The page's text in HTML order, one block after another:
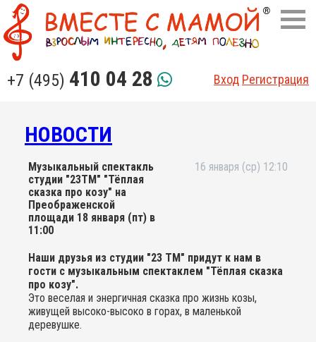
+7 (495) 410 04 28 Вход Регистрация
НОВОСТИ
Музыкальный спектакль
студии "23ТМ" "Тёплая
сказка про козу" на
Преображенской
площади 18 января (пт) в
11:00
16 января (ср) 12:10
Наши друзья из студии "23 ТМ" придут к нам в
гости с музыкальным спектаклем "Тёплая сказка
про козу".
Это веселая и энергичная сказка про жизнь козы,
живущей высоко-высоко в горах, в маленькой
деревушке.